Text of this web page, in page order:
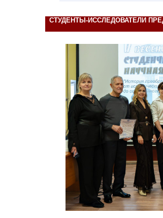
СТУДЕНТЫ-ИССЛЕДОВАТЕЛИ